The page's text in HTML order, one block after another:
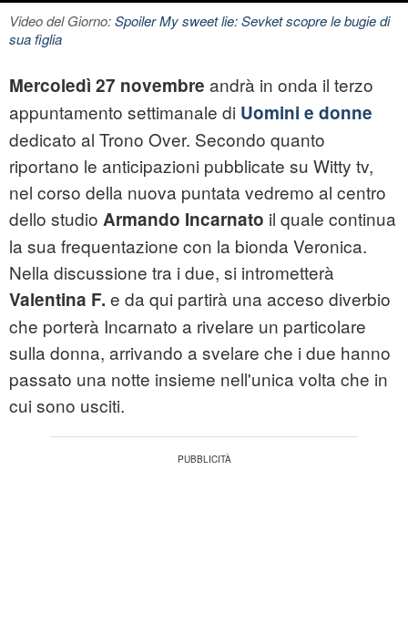
Video del Giorno:Spoiler My sweet lie: Sevket scopre le bugie di
sua figlia
Mercoledì 27 novembre andrà in onda il terzo
appuntamento settimanale di Uomini e donne
dedicato al Trono Over. Secondo quanto
riportano le anticipazioni pubblicate su Witty tv,
nel corso della nuova puntata vedremo al centro
dello studio Armando Incarnato il quale continua
la sua frequentazione con la bionda Veronica.
Nella discussione tra i due, si intrometterà
Valentina F. e da qui partirà una acceso diverbio
che porterà Incarnato a rivelare un particolare
sulla donna, arrivando a svelare che i due hanno
passato una notte insieme nell'unica volta che in
cui sono usciti.